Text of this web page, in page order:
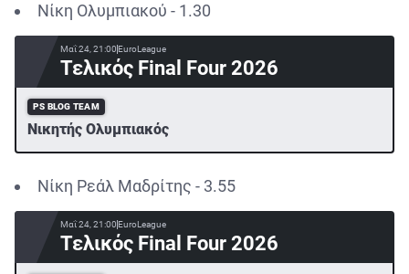
Νίκη Ολυμπιακού - 1.30
Μαΐ 24, 21:00EuroLeague
Τελικός Final Four 2026
PS BLOG TEAM
Νικητής Ολυμπιακός
Νίκη Ρεάλ Μαδρίτης - 3.55
Μαΐ 24, 21:00EuroLeague
Τελικός Final Four 2026